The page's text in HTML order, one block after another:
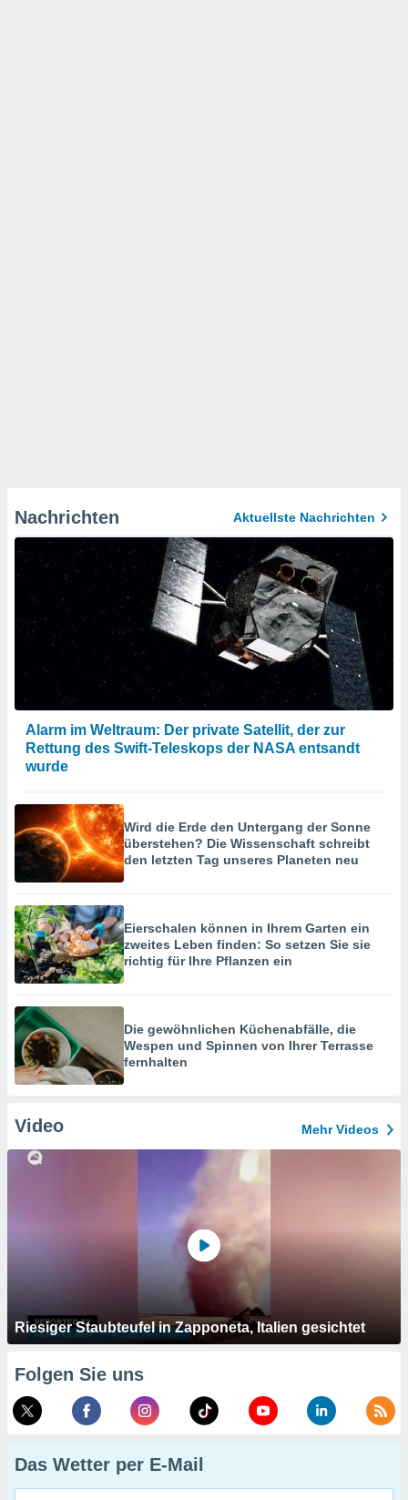
Nachrichten Aktuellste Nachrichten
Alarm im Weltraum: Der private Satellit, der zur
Rettung des Swift-Teleskops der NASA entsandt
wurde
Wird die Erde den Untergang der Sonne
überstehen? Die Wissenschaft schreibt
den letzten Tag unseres Planeten neu
Eierschalen können in Ihrem Garten ein
zweites Leben finden: So setzen Sie sie
richtig für Ihre Pflanzen ein
Die gewöhnlichen Küchenabfälle, die
Wespen und Spinnen von Ihrer Terrasse
fernhalten
Video Mehr Videos
Riesiger Staubteufel in Zapponeta, Italien gesichtet
Folgen Sie uns
Das Wetter per E-Mail